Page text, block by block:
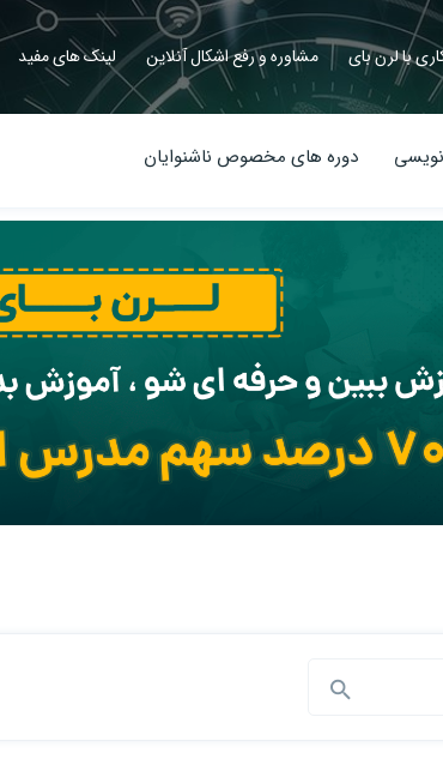
با لرن بای مشاوره و رفع اشکال آنلاین لینک های مفید
دوره های مخصوص ناشنوایان